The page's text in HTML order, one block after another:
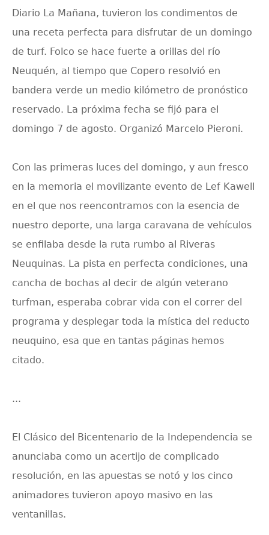
Diario La Mañana, tuvieron los condimentos de
una receta perfecta para disfrutar de un domingo
de turf. Folco se hace fuerte a orillas del río
Neuquén, al tiempo que Copero resolvió en
bandera verde un medio kilómetro de pronóstico
reservado. La próxima fecha se fijó para el
domingo 7 de agosto. Organizó Marcelo Pieroni.
Con las primeras luces del domingo, y aun fresco
en la memoria el movilizante evento de Lef Kawell
en el que nos reencontramos con la esencia de
nuestro deporte, una larga caravana de vehículos
se enfilaba desde la ruta rumbo al Riveras
Neuquinas. La pista en perfecta condiciones, una
cancha de bochas al decir de algún veterano
turfman, esperaba cobrar vida con el correr del
programa y desplegar toda la mística del reducto
neuquino, esa que en tantas páginas hemos
citado.
...
El Clásico del Bicentenario de la Independencia se
anunciaba como un acertijo de complicado
resolución, en las apuestas se notó y los cinco
animadores tuvieron apoyo masivo en las
ventanillas.